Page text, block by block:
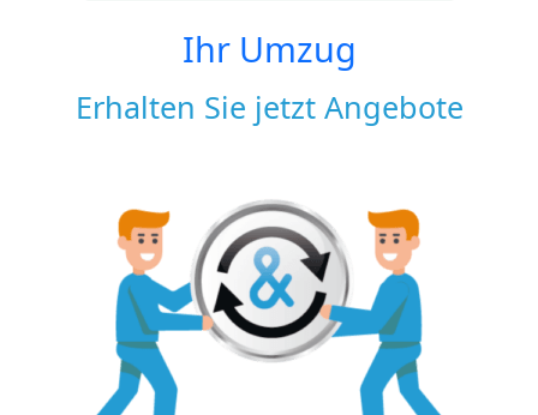
Ihr Umzug
Erhalten Sie jetzt Angebote